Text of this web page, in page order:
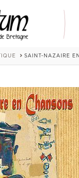
SAINT-NAZAIRE